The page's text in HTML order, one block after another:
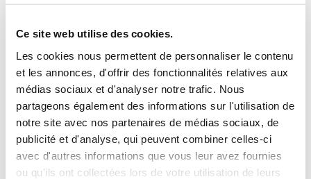
Ce site web utilise des cookies.
Les cookies nous permettent de personnaliser le contenu
et les annonces, d'offrir des fonctionnalités relatives aux
médias sociaux et d'analyser notre trafic. Nous
partageons également des informations sur l'utilisation de
notre site avec nos partenaires de médias sociaux, de
publicité et d'analyse, qui peuvent combiner celles-ci
avec d'autres informations que vous leur avez fournies
ou qu'ils ont collectées lors de votre utilisation de leurs
INCLUS À LA LOCATION
Killométrage illimité
Assurance tous risques (hors franchise)
Carburant : plein à rendre plein
CONDITIONS DE LOCATION